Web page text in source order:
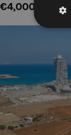
€4,000,000